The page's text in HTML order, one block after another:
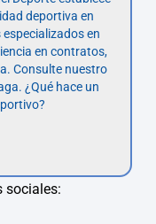
deportiva en
en
en contratos,
Consulte nuestro
¿Qué hace un
sociales: